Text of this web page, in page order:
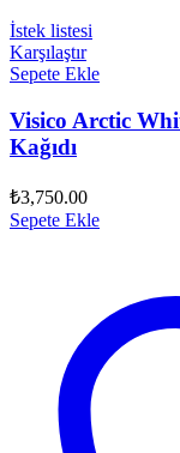
İstek listesi
Karşılaştır
Sepete Ekle
Visico Arctic
Kağıdı
₺3,750.00
Sepete Ekle